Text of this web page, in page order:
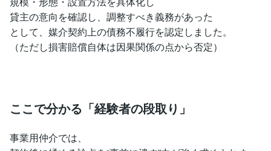
貸主の意向を確認し、調整すべき義務があった
として、媒介契約上の債務不履行を認定しました。
（ただし損害賠償自体は因果関係の点から否定）
ここで分かる「経験者の段取り」
事業用仲介では、